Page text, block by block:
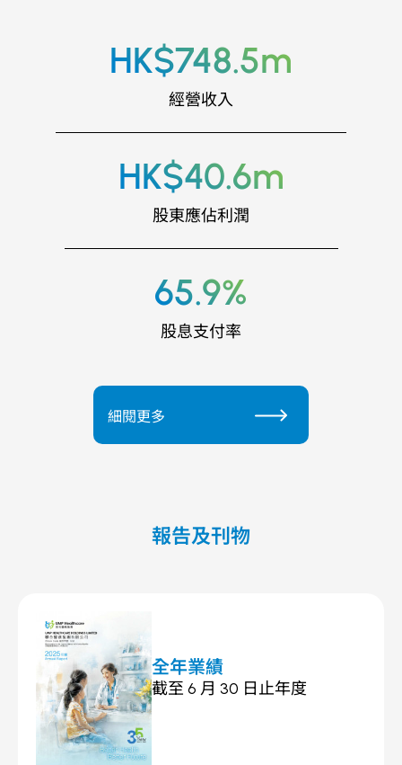
HK$748.5m
經營收入
HK$40.6m
股東應佔利潤
65.9%
股息支付率
細閱更多
報告及刊物
全年業績
截至 6 月 30 日止年度